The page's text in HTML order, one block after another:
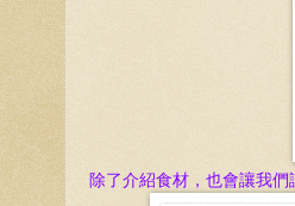
除了介紹食材，也會讓我們